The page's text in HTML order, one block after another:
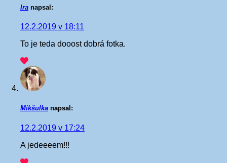
Ira napsal:
12.2.2019 v 18:11
To je teda dooost dobrá fotka.
Mikšulka napsal:
12.2.2019 v 17:24
A jedeeeem!!!